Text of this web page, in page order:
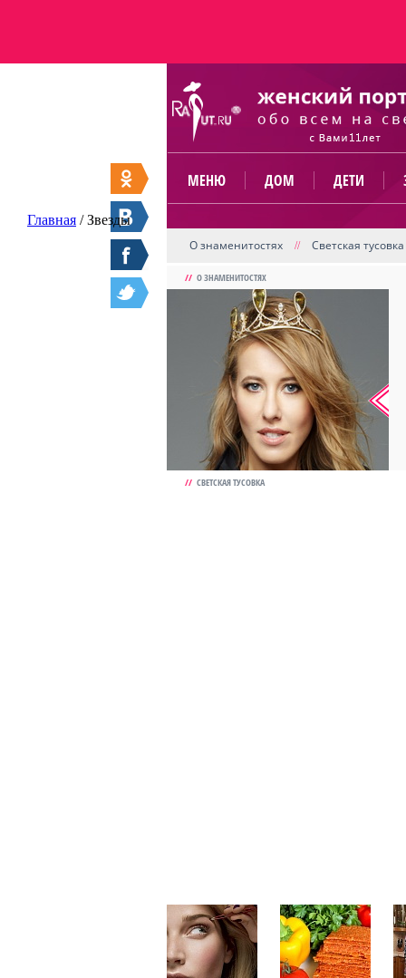
МЕНЮ ДОМ ДЕТИ
Главная /Звезды
О знаменитостях
// Светская тусовка
// О ЗНАМЕНИТОСТЯХ
// СВЕТСКАЯ ТУСОВКА